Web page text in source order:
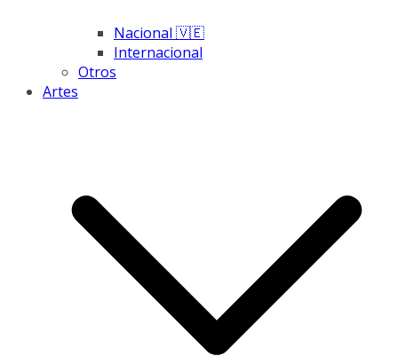
Nacional 🇻🇪
Internacional
Otros
Artes